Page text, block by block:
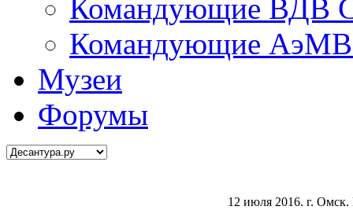
Командующие ВДВ
Командующие АэМВ
Музеи
Форумы
12 июля 2016. г.